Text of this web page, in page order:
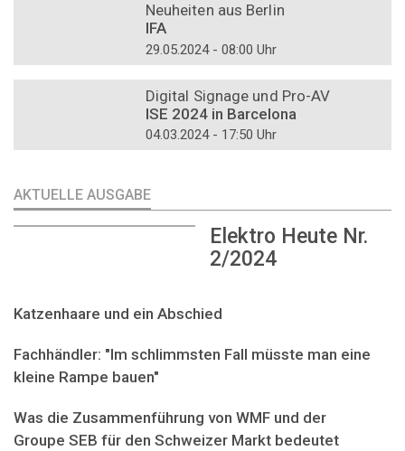
Neuheiten aus Berlin
IFA
29.05.2024 - 08:00 Uhr
Digital Signage und Pro-AV
ISE 2024 in Barcelona
04.03.2024 - 17:50 Uhr
AKTUELLE AUSGABE
Elektro Heute Nr.
2/2024
Katzenhaare und ein Abschied
Fachhändler: "Im schlimmsten Fall müsste man eine
kleine Rampe bauen"
Was die Zusammenführung von WMF und der
Groupe SEB für den Schweizer Markt bedeutet